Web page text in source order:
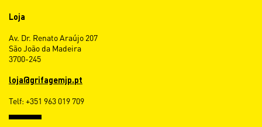
Loja
Av. Dr. Renato Araújo 207
São João da Madeira
3700-245
loja@grifagemjp.pt
Telf: +351 963 019 709